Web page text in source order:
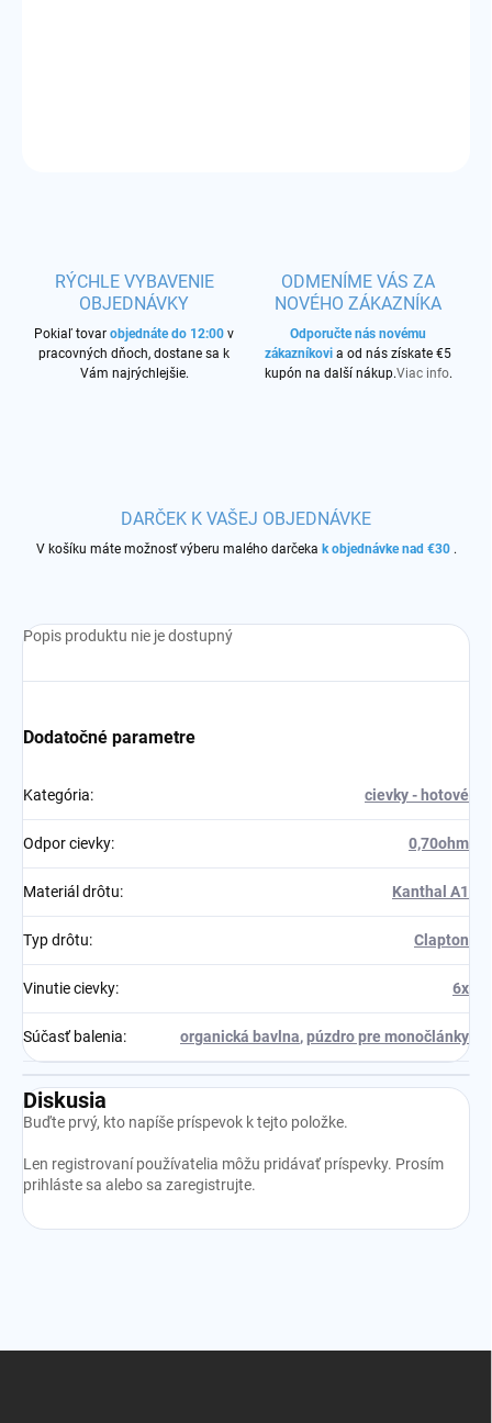
RÝCHLE VYBAVENIE
OBJEDNÁVKY
Pokiaľ tovar objednáte do 12:00 v
pracovných dňoch, dostane sa k
Vám najrýchlejšie.
ODMENÍME VÁS ZA
NOVÉHO ZÁKAZNÍKA
Odporučte nás novému
zákazníkovi a od nás získate €5
kupón na další nákup.Viac info.
DARČEK K VAŠEJ OBJEDNÁVKE
V košíku máte možnosť výberu malého darčeka k objednávke nad €30.
Popis produktu nie je dostupný
Dodatočné parametre
Kategória: cievky - hotové
Odpor cievky: 0,70ohm
Materiál drôtu: Kanthal A1
Typ drôtu: Clapton
Vinutie cievky: 6x
Súčasť balenia: organická bavlna,púzdro pre monočlánky
Diskusia
Buďte prvý, kto napíše príspevok k tejto položke.
Len registrovaní používatelia môžu pridávať príspevky. Prosím
prihláste sa alebo sa zaregistrujte.